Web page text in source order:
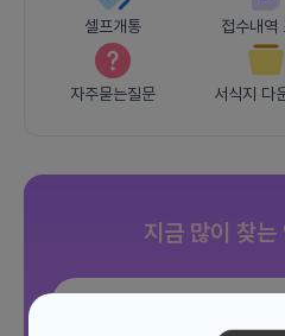
셀프개통 접수내역
자주묻는질문 서식지 다
지금 많이 찾는
조이 음성자유 7GB